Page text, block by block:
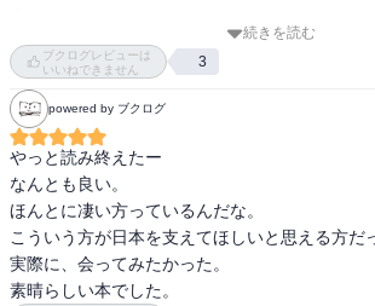
また、それだけでなくこの本は、日本が何のた
か、分かりやすく描かれていて、歴史の教科書
出来事(満州国やイラン革命など)も理解できて
た。
今現在、イランが大変な事になっています。
忖度なく、イランってどういう国なのかとか、
知りたいと思う方は是非読んでほしいと思いま
この本、もう15年以上前にイラン人の知人がお
んです。読んで良かったです。
続きを読む
ブクログレビューは
いいねできません
3
powered by ブクログ
やっと読み終えたー
なんとも良い。
ほんとに凄い方っているんだな。
こういう方が日本を支えてほしいと思える方だ
実際に、会ってみたかった。
素晴らしい本でした。